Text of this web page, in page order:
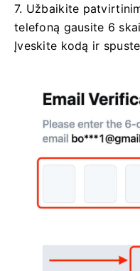
7. Užbaikite
telefoną gausite 6
Įveskite kodą ir